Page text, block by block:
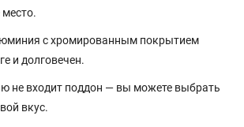
с хромированным покрытием
и долговечен.
не входит поддон — вы можете выбрать
вкус.